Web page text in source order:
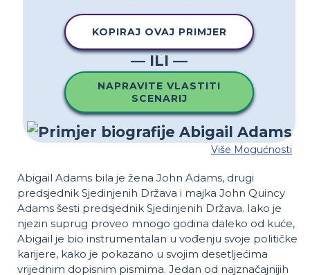
KOPIRAJ OVAJ PRIMJER
— ILI —
NAPRAVITE VLASTITI
SCENARIJ
Više Mogućnosti
Abigail Adams bila je žena John Adams, drugi
predsjednik Sjedinjenih Država i majka John Quincy
Adams šesti predsjednik Sjedinjenih Država. Iako je
njezin suprug proveo mnogo godina daleko od kuće,
Abigail je bio instrumentalan u vođenju svoje političke
karijere, kako je pokazano u svojim desetljećima
vrijednim dopisnim pismima. Jedan od najznačajnijih